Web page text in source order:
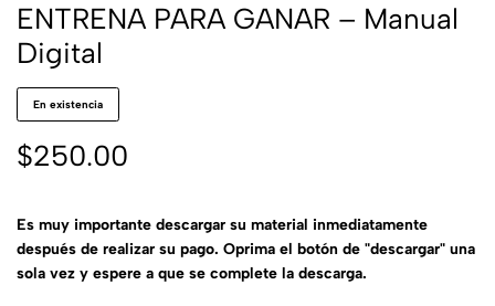
ENTRENA PARA GANAR – Manual
Digital
En existencia
$250.00
Es muy importante descargar su material inmediatamente
después de realizar su pago. Oprima el botón de "descargar" una
sola vez y espere a que se complete la descarga.